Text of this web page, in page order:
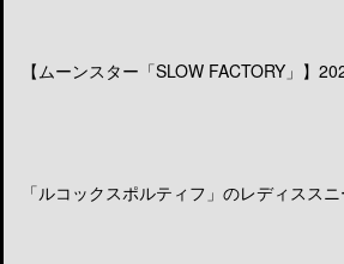
【ムーンスター「SLOW FACTORY」】
「ルコックスポルティフ」のレディスス